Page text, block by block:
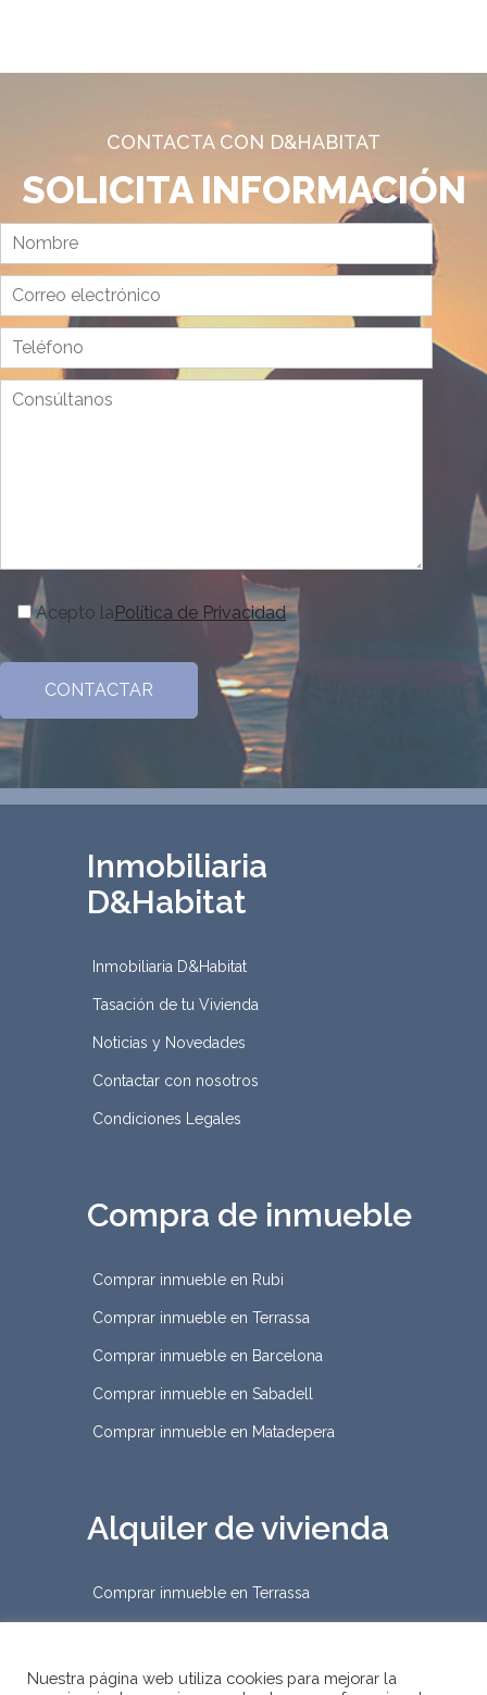
CONTACTA CON D&HABITAT
SOLICITA INFORMACIÓN
Acepto laPolítica de Privacidad
Inmobiliaria
D&Habitat
Inmobiliaria D&Habitat
Tasación de tu Vivienda
Noticias y Novedades
Contactar con nosotros
Condiciones Legales
Compra de inmueble
Comprar inmueble en Rubi
Comprar inmueble en Terrassa
Comprar inmueble en Barcelona
Comprar inmueble en Sabadell
Comprar inmueble en Matadepera
Alquiler de vivienda
Comprar inmueble en Terrassa
Nuestra página web utiliza cookies para mejorar la